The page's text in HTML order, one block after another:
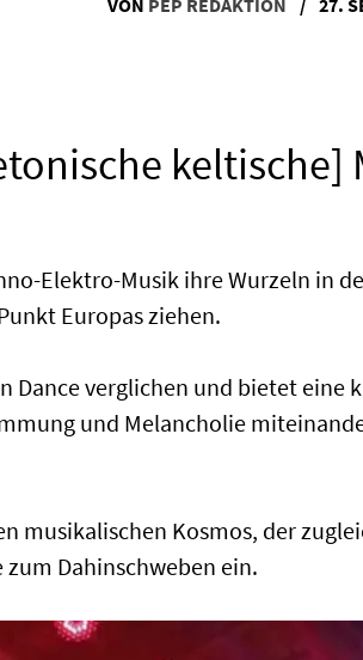
VON PEP REDAKTION / 27.
keltische]
Elektro-Musik ihre Wurzeln in
Europas ziehen.
Dance verglichen und bietet
und Melancholie
musikalischen Kosmos, der
Dahinschweben ein.